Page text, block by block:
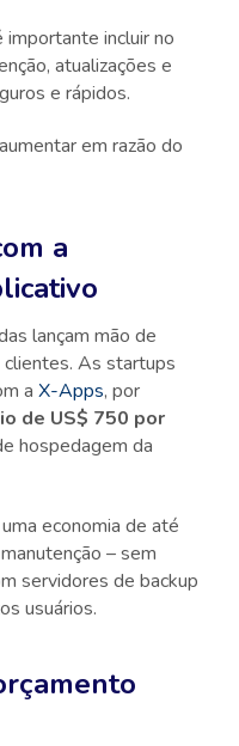
importante incluir no
atualizações e
e rápidos.
em razão do
a
lançam mão de
clientes. As startups
a X-Apps, por
de US$ 750 por
hospedagem da
economia de até
– sem
servidores de backup
usuários.